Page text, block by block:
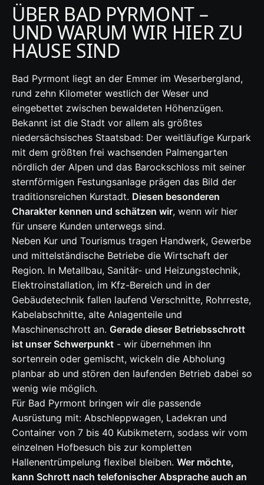
ÜBER BAD PYRMONT –
UND WARUM WIR HIER ZU
HAUSE SIND
Bad Pyrmont liegt an der Emmer im Weserbergland,
rund zehn Kilometer westlich der Weser und
eingebettet zwischen bewaldeten Höhenzügen.
Bekannt ist die Stadt vor allem als größtes
niedersächsisches Staatsbad: Der weitläufige Kurpark
mit dem größten frei wachsenden Palmengarten
nördlich der Alpen und das Barockschloss mit seiner
sternförmigen Festungsanlage prägen das Bild der
traditionsreichen Kurstadt. Diesen besonderen
Charakter kennen und schätzen wir, wenn wir hier
für unsere Kunden unterwegs sind.
Neben Kur und Tourismus tragen Handwerk, Gewerbe
und mittelständische Betriebe die Wirtschaft der
Region. In Metallbau, Sanitär- und Heizungstechnik,
Elektroinstallation, im Kfz-Bereich und in der
Gebäudetechnik fallen laufend Verschnitte, Rohrreste,
Kabelabschnitte, alte Anlagenteile und
Maschinenschrott an. Gerade dieser Betriebsschrott
ist unser Schwerpunkt - wir übernehmen ihn
sortenrein oder gemischt, wickeln die Abholung
planbar ab und stören den laufenden Betrieb dabei so
wenig wie möglich.
Für Bad Pyrmont bringen wir die passende
Ausrüstung mit: Abschleppwagen, Ladekran und
Container von 7 bis 40 Kubikmetern, sodass wir vom
einzelnen Hofbesuch bis zur kompletten
Hallenentrümpelung flexibel bleiben. Wer möchte,
kann Schrott nach telefonischer Absprache auch an